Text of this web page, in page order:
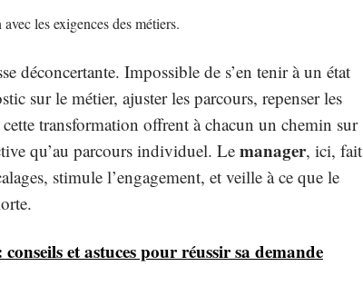
les exigences des métiers.
déconcertante. Impossible de s’en tenir à un état
sur le métier, ajuster les parcours, repenser les
transformation offrent à chacun un chemin sur
qu’au parcours individuel. Le manager, ici, fait
stimule l’engagement, et veille à ce que le
et astuces pour réussir sa demande